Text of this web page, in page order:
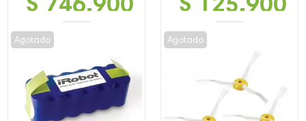
Agotado Agotado